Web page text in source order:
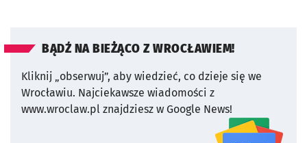
BĄDŹ NA BIEŻĄCO Z WROCŁAWIEM!
Kliknij „obserwuj”, aby wiedzieć, co dzieje się we
Wrocławiu. Najciekawsze wiadomości z
www.wroclaw.pl znajdziesz w Google News!